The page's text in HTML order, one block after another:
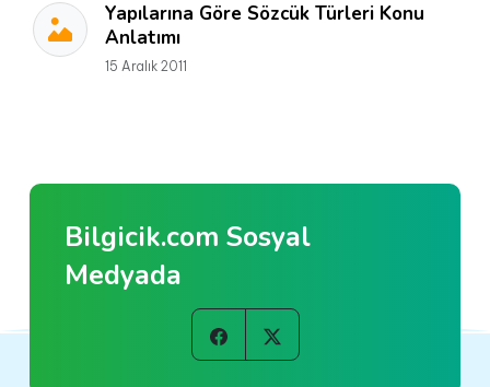
Yapılarına Göre Sözcük Türleri Konu
Anlatımı
15 Aralık 2011
Bilgicik.com Sosyal
Medyada